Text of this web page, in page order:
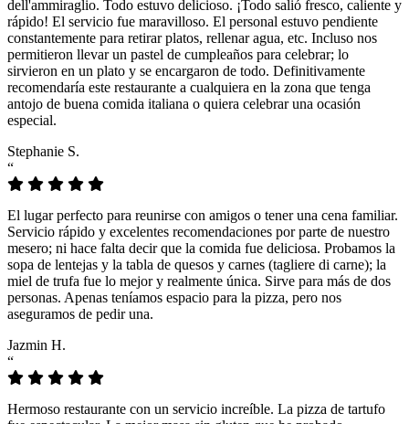
dell'ammiraglio. Todo estuvo delicioso. ¡Todo salió fresco, caliente y
rápido! El servicio fue maravilloso. El personal estuvo pendiente
constantemente para retirar platos, rellenar agua, etc. Incluso nos
permitieron llevar un pastel de cumpleaños para celebrar; lo
sirvieron en un plato y se encargaron de todo. Definitivamente
recomendaría este restaurante a cualquiera en la zona que tenga
antojo de buena comida italiana o quiera celebrar una ocasión
especial.
Stephanie S.
“
El lugar perfecto para reunirse con amigos o tener una cena familiar.
Servicio rápido y excelentes recomendaciones por parte de nuestro
mesero; ni hace falta decir que la comida fue deliciosa. Probamos la
sopa de lentejas y la tabla de quesos y carnes (tagliere di carne); la
miel de trufa fue lo mejor y realmente única. Sirve para más de dos
personas. Apenas teníamos espacio para la pizza, pero nos
aseguramos de pedir una.
Jazmin H.
“
Hermoso restaurante con un servicio increíble. La pizza de tartufo